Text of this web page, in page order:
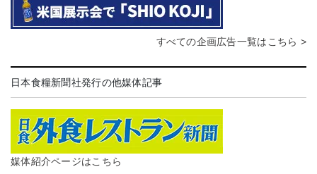
すべての企画広告一覧はこちら >
日本食糧新聞社発行の他媒体記事
媒体紹介ページはこちら